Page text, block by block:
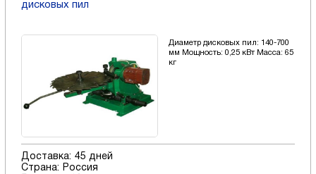
дисковых пил
Диаметр дисковых пил: 140-700
мм Мощность: 0,25 кВт Масса: 65
кг
Доставка: 45 дней
Страна:
Россия